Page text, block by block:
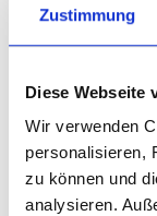
Zustimmung
Diese Webseite
Wir verwenden
personalisieren,
zu können und
analysieren.
Sofort